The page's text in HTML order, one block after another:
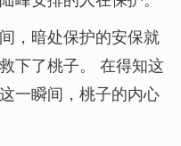
，暗处保护的安保就
下了桃子。 在得知这
一瞬间，桃子的内心